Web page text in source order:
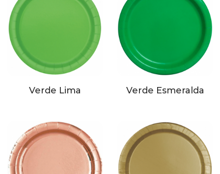
Verde Lima Verde Esmeralda